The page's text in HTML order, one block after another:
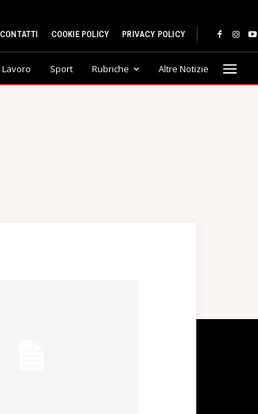
CONTATTI COOKIE POLICY PRIVACY POLICY
Lavoro Sport Rubriche Altre Notizie